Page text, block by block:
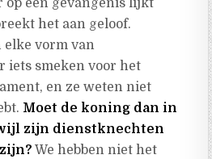
op een gevangenis lijkt
het aan geloof.
elke vorm van
iets smeken voor het
en ze weten niet
Moet de koning dan in
zijn dienstknechten
We hebben niet het